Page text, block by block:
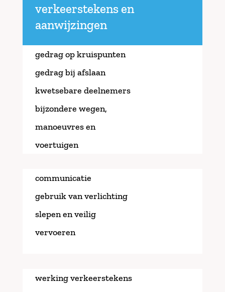
verkeerstekens en
aanwijzingen
gedrag op kruispunten
gedrag bij afslaan
kwetsebare deelnemers
bijzondere wegen,
manoeuvres en
voertuigen
communicatie
gebruik van verlichting
slepen en veilig
vervoeren
werking verkeerstekens